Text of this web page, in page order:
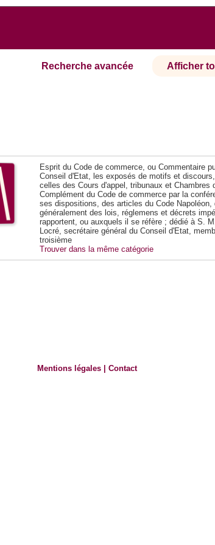
Recherche avancée Afficher
Esprit du Code de commerce, ou Commentaire
Conseil d'Etat, les exposés de motifs et
celles des Cours d'appel, tribunaux et
Complément du Code de commerce par la
ses dispositions, des articles du Code
généralement des lois, réglemens et décrets
rapportent, ou auxquels il se réfère ; dédié à S.
Locré, secrétaire général du Conseil d'Etat,
troisième
Trouver dans la même catégorie
Mentions légales |Contact